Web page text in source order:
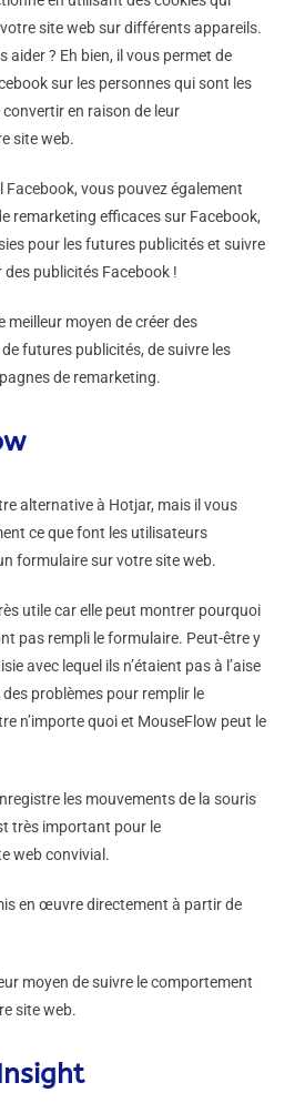
site web sur différents appareils.
aider ? Eh bien, il vous permet de
sur les personnes qui sont les
en raison de leur
site web.
Facebook, vous pouvez également
remarketing efficaces sur Facebook,
pour les futures publicités et suivre
publicités Facebook !
meilleur moyen de créer des
futures publicités, de suivre les
de remarketing.
alternative à Hotjar, mais il vous
ce que font les utilisateurs
formulaire sur votre site web.
utile car elle peut montrer pourquoi
pas rempli le formulaire. Peut-être y
avec lequel ils n’étaient pas à l’aise
problèmes pour remplir le
n’importe quoi et MouseFlow peut le
les mouvements de la souris
très important pour le
web convivial.
en œuvre directement à partir de
moyen de suivre le comportement
site web.